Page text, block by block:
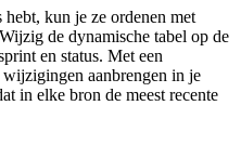
hebt, kun je ze ordenen met
de dynamische tabel op de
en status. Met een
aanbrengen in je
in elke bron de meest recente